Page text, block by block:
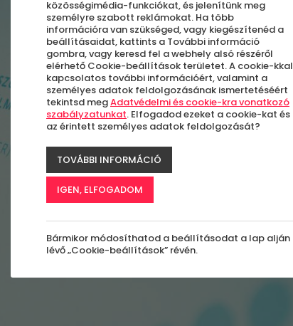
közösségimédia-funkciókat, és jelenítünk meg
személyre szabott reklámokat. Ha több
információra van szükséged, vagy kiegészítenéd a
beállításaidat, kattints a További információ
gombra, vagy keresd fel a webhely alsó részéről
elérhető Cookie-beállítások területet. A cookie-kkal
kapcsolatos további információért, valamint a
személyes adatok feldolgozásának ismertetéséért
tekintsd megAdatvédelmi és cookie-kra vonatkozó
szabályzatunkat. Elfogadod ezeket a cookie-kat és
az érintett személyes adatok feldolgozását?
TOVÁBBI INFORMÁCIÓ
IGEN, ELFOGADOM
Bármikor módosíthatod a beállításodat a lap alján
lévő „Cookie-beállítások” révén.